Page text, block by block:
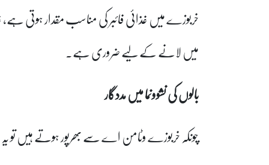
خربوزے میں غذائی فائبر کی مناسب مقدار ہوتی
میں لانے کے لیے ضروری ہے۔
بالوں کی نشوونما میں مددگار
چونکہ خربوزے وٹامن اے سے بھرپور ہوتے ہیں تو